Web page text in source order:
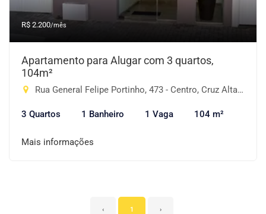
R$ 2.200/mês
Apartamento para Alugar com 3 quartos,
104m²
Rua General Felipe Portinho, 473 - Centro, Cruz Alta-RS
3 Quartos 1 Banheiro 1 Vaga 104 m²
Mais informações
‹ 1 ›